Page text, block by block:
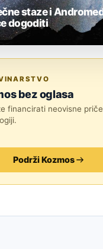
staze i
dogoditi
bez oglasa
financirati neovisne
Podrži Kozmos